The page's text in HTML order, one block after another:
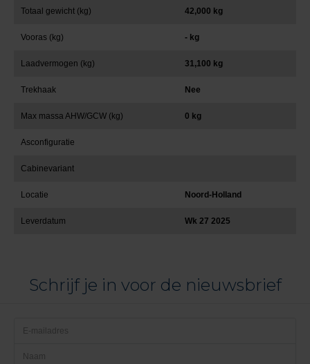
Totaal gewicht (kg) 42,000 kg
Vooras (kg) - kg
Laadvermogen (kg) 31,100 kg
Trekhaak Nee
Max massa AHW/GCW (kg) 0 kg
Asconfiguratie
Cabinevariant
Locatie Noord-Holland
Leverdatum Wk 27 2025
Schrijf je in voor de nieuwsbrief